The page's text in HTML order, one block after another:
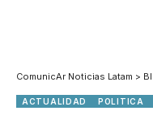
ComunicAr Noticias Latam >
ACTUALIDAD POLITICA